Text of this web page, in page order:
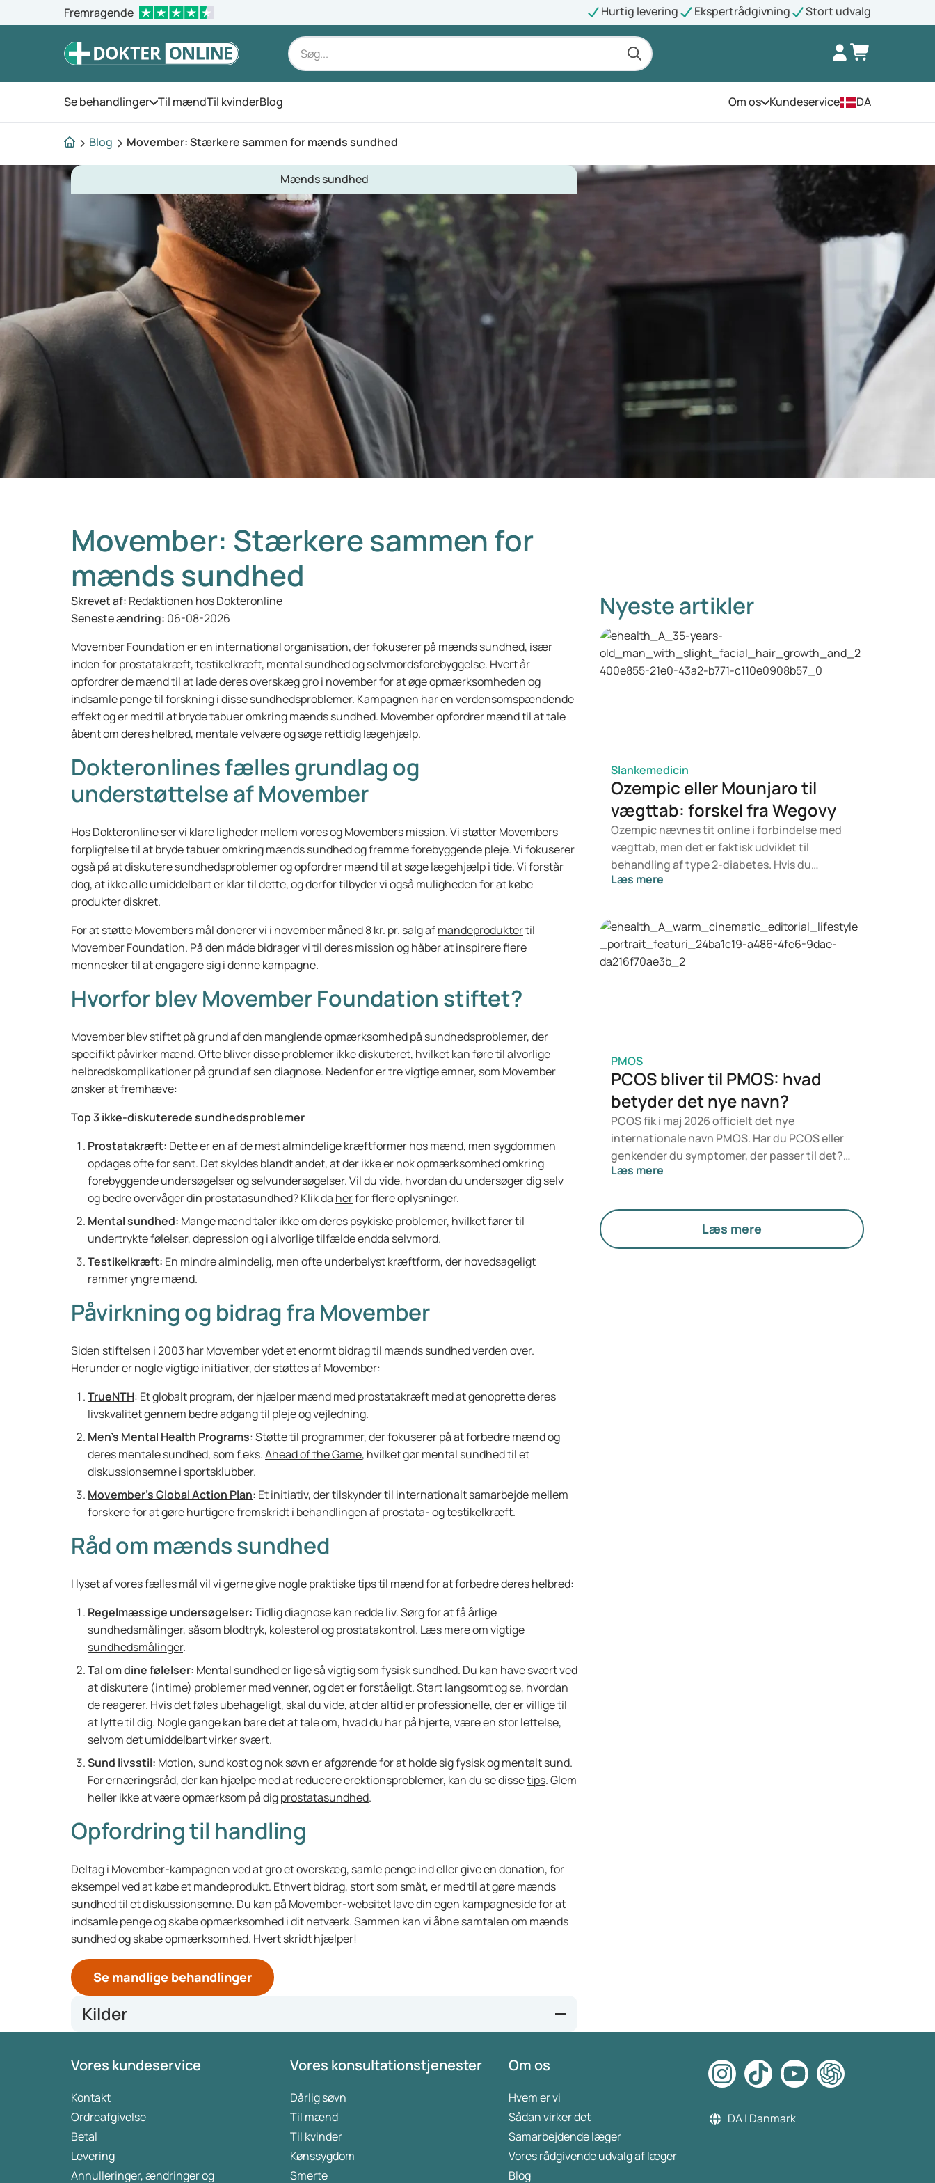
Fremragende Hurtig levering Ekspertrådgivning Stort udvalg
Se behandlingerÅbn menuen
Til mændTil kvinderBlog Om osÅbn menuen
Kundeservice DA
Blog Movember: Stærkere sammen for mænds sundhed
Mænds sundhed
Movember: Stærkere sammen for
mænds sundhed
Skrevet af: Redaktionen hos Dokteronline
Seneste ændring: 06-08-2026
Movember Foundation er en international organisation, der fokuserer på mænds sundhed, især
inden for prostatakræft, testikelkræft, mental sundhed og selvmordsforebyggelse. Hvert år
opfordrer de mænd til at lade deres overskæg gro i november for at øge opmærksomheden og
indsamle penge til forskning i disse sundhedsproblemer. Kampagnen har en verdensomspændende
effekt og er med til at bryde tabuer omkring mænds sundhed. Movember opfordrer mænd til at tale
åbent om deres helbred, mentale velvære og søge rettidig lægehjælp.
Dokteronlines fælles grundlag og
understøttelse af Movember
Hos Dokteronline ser vi klare ligheder mellem vores og Movembers mission. Vi støtter Movembers
forpligtelse til at bryde tabuer omkring mænds sundhed og fremme forebyggende pleje. Vi fokuserer
også på at diskutere sundhedsproblemer og opfordrer mænd til at søge lægehjælp i tide. Vi forstår
dog, at ikke alle umiddelbart er klar til dette, og derfor tilbyder vi også muligheden for at købe
produkter diskret.
For at støtte Movembers mål donerer vi i november måned 8 kr. pr. salg afmandeproduktertil
Movember Foundation. På den måde bidrager vi til deres mission og håber at inspirere flere
mennesker til at engagere sig i denne kampagne.
Hvorfor blev Movember Foundation stiftet?
Movember blev stiftet på grund af den manglende opmærksomhed på sundhedsproblemer, der
specifikt påvirker mænd. Ofte bliver disse problemer ikke diskuteret, hvilket kan føre til alvorlige
helbredskomplikationer på grund af sen diagnose. Nedenfor er tre vigtige emner, som Movember
ønsker at fremhæve:
Top 3 ikke-diskuterede sundhedsproblemer
Prostatakræft: Dette er en af de mest almindelige kræftformer hos mænd, men sygdommen
opdages ofte for sent. Det skyldes blandt andet, at der ikke er nok opmærksomhed omkring
forebyggende undersøgelser og selvundersøgelser. Vil du vide, hvordan du undersøger dig selv
og bedre overvåger din prostatasundhed? Klik da herfor flere oplysninger.
Mental sundhed: Mange mænd taler ikke om deres psykiske problemer, hvilket fører til
undertrykte følelser, depression og i alvorlige tilfælde endda selvmord.
Testikelkræft: En mindre almindelig, men ofte underbelyst kræftform, der hovedsageligt
rammer yngre mænd.
Påvirkning og bidrag fra Movember
Siden stiftelsen i 2003 har Movember ydet et enormt bidrag til mænds sundhed verden over.
Herunder er nogle vigtige initiativer, der støttes af Movember:
TrueNTH: Et globalt program, der hjælper mænd med prostatakræft med at genoprette deres
livskvalitet gennem bedre adgang til pleje og vejledning.
Men’s Mental Health Programs: Støtte til programmer, der fokuserer på at forbedre mænd og
deres mentale sundhed, som f.eks.Ahead of the Game, hvilket gør mental sundhed til et
diskussionsemne i sportsklubber.
Movember’s Global Action Plan: Et initiativ, der tilskynder til internationalt samarbejde mellem
forskere for at gøre hurtigere fremskridt i behandlingen af prostata- og testikelkræft.
Råd om mænds sundhed
I lyset af vores fælles mål vil vi gerne give nogle praktiske tips til mænd for at forbedre deres helbred:
Regelmæssige undersøgelser:Tidlig diagnose kan redde liv. Sørg for at få årlige
sundhedsmålinger, såsom blodtryk, kolesterol og prostatakontrol. Læs mere om vigtige
sundhedsmålinger.
Tal om dine følelser: Mental sundhed er lige så vigtig som fysisk sundhed. Du kan have svært ved
at diskutere (intime) problemer med venner, og det er forståeligt. Start langsomt og se, hvordan
de reagerer. Hvis det føles ubehageligt, skal du vide, at der altid er professionelle, der er villige til
at lytte til dig. Nogle gange kan bare det at tale om, hvad du har på hjerte, være en stor lettelse,
selvom det umiddelbart virker svært.
Sund livsstil: Motion, sund kost og nok søvn er afgørende for at holde sig fysisk og mentalt sund.
For ernæringsråd, der kan hjælpe med at reducere erektionsproblemer, kan du se dissetips. Glem
heller ikke at være opmærksom på digprostatasundhed.
Opfordring til handling
Deltag i Movember-kampagnen ved at gro et overskæg, samle penge ind eller give en donation, for
eksempel ved at købe et mandeprodukt. Ethvert bidrag, stort som småt, er med til at gøre mænds
sundhed til et diskussionsemne. Du kan på Movember-websitetlave din egen kampagneside for at
indsamle penge og skabe opmærksomhed i dit netværk. Sammen kan vi åbne samtalen om mænds
sundhed og skabe opmærksomhed. Hvert skridt hjælper!
Se mandlige behandlinger
Kilder
TrueNTH | Prostate Cancer UK
Ahead of the game protocol: a multi-component, community sport-based program targeting prevention,
promotion and early intervention for mental health among adolescent males | BMC Public Health | Full Text
Nyeste artikler
Slankemedicin
Ozempic eller Mounjaro til
vægttab: forskel fra Wegovy
Ozempic nævnes tit online i forbindelse med
vægttab, men det er faktisk udviklet til
behandling af type 2-diabetes. Hvis du
derimod leder efter noget specifikt til
behandling der er bedst for dig, afhænger af
en vurdering fra en læge, som ser på dit
helbred, BMI og eventuelt andet
Læs mere
PMOS
PCOS bliver til PMOS: hvad
betyder det nye navn?
PCOS fik i maj 2026 officielt det nye
internationale navn PMOS. Har du PCOS eller
genkender du symptomer, der passer til det?
Medicinsk ændrer der sig ikke noget lige nu.
hormoner, stofskifte og æggestokkenes
Læs mere
Læs mere
Vores kundeservice
Kontakt
Ordreafgivelse
Betal
Levering
Annulleringer, ændringer og
Vores konsultationstjenester
Dårlig søvn
Til mænd
Til kvinder
Kønssygdom
Smerte
Om os
Hvem er vi
Sådan virker det
Samarbejdende læger
Vores rådgivende udvalg af læger
Blog
DA | Danmark